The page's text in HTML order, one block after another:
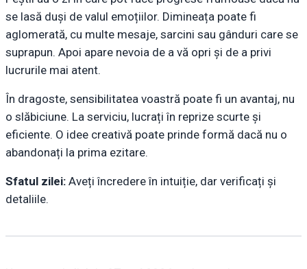
se lasă duși de valul emoțiilor. Dimineața poate fi
aglomerată, cu multe mesaje, sarcini sau gânduri care se
suprapun. Apoi apare nevoia de a vă opri și de a privi
lucrurile mai atent.
În dragoste, sensibilitatea voastră poate fi un avantaj, nu
o slăbiciune. La serviciu, lucrați în reprize scurte și
eficiente. O idee creativă poate prinde formă dacă nu o
abandonați la prima ezitare.
Sfatul zilei: Aveți încredere în intuiție, dar verificați și
detaliile.